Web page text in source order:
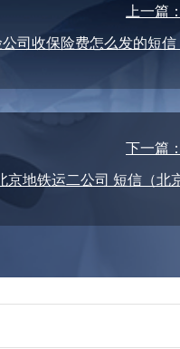
上一篇
司收保险费怎么发的短
下一篇
京地铁运二公司 短信（北